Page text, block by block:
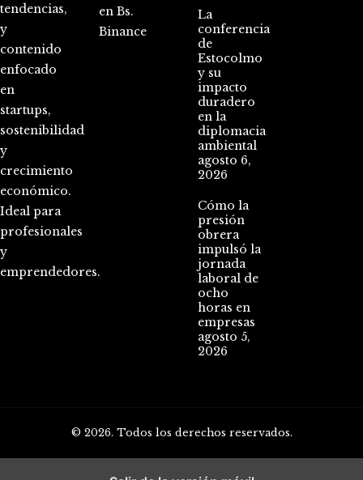
tendencias,
y
contenido
enfocado
en
startups,
sostenibilidad
y
crecimiento
económico.
Ideal para
profesionales
y
emprendedores.
en Bs.
Binance
La
conferencia
de
Estocolmo
y su
impacto
duradero
en la
diplomacia
ambiental
agosto 6,
2026
Cómo la
presión
obrera
impulsó la
jornada
laboral de
ocho
horas en
empresas
agosto 5,
2026
© 2026. Todos los derechos reservados.